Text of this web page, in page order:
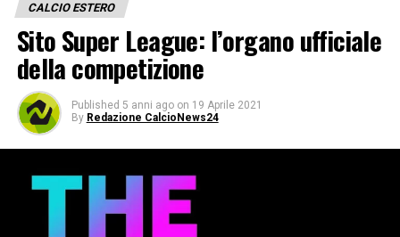
CALCIO ESTERO
Sito Super League: l’organo ufficiale
della competizione
Published 5 anni ago on 19 Aprile 2021
By Redazione CalcioNews24